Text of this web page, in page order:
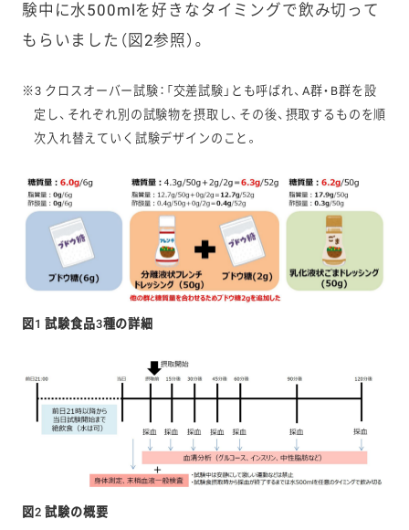
験中に水500mlを好きなタイミングで飲み切って
もらいました（図2参照）。
※3 クロスオーバー試験：「交差試験」とも呼ばれ、A群・B群を設
定し、それぞれ別の試験物を摂取し、その後、摂取するものを順
次入れ替えていく試験デザインのこと。
図1 試験食品3種の詳細
図2 試験の概要